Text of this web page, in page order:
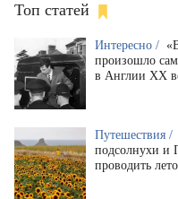
Топ статей
Интересно /
произошло
в Англии XX
Путешествия /
подсолнухи и
проводить лето